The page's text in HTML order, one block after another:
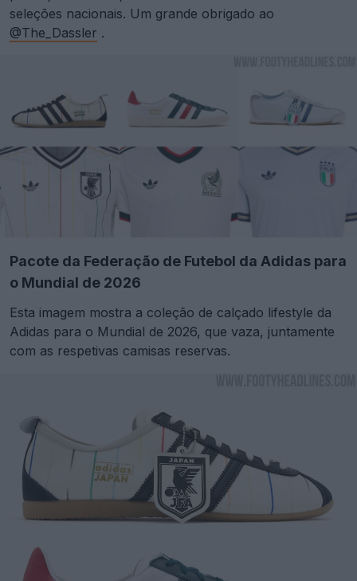
seleções nacionais. Um grande obrigado ao
@The_Dassler .
Pacote da Federação de Futebol da Adidas para
o Mundial de 2026
Esta imagem mostra a coleção de calçado lifestyle da
Adidas para o Mundial de 2026, que vaza, juntamente
com as respetivas camisas reservas.